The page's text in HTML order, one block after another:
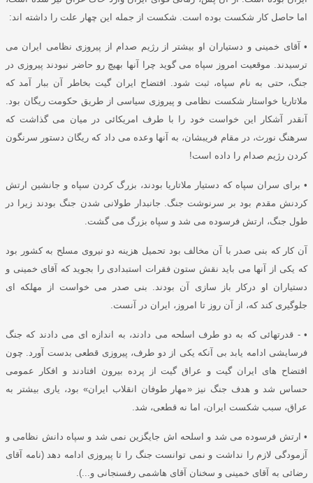
اما حاصل کار شکست بوده است
شکست از جمله این چهار علت را داشته اند :
• آقای خمینی و دستیاران او بیشتر از رژیم صدام از پیروزی نظامی ایران می
ترسیدند
موقعیت امروز سپاه می گوید چرا آنها بهیچ رو حاضر نبودند پیروزی در
جنگ، حتی به نام سپاه، ثبت شود
افتضاح ایران گیت بخاطر آن ببار آمد که
ملاتاریا خواستار شکست نظامی و پیروزی سیاسی از طریق حکومت ریگان بود
آنقدر آشکار این خواست خود را با طرف امریکائی در میان می گذاشت که
سرهنگ نورث، در مقام فریبشان، به آنها وعده می داد که ریگان دستور سرنگون
کردن رژیم صدام را داده است!
• برای سران سپاه که دستیار ملاتاریا بودند، بزرگ کردن سپاه و جانشین ارتش
کردنش مقدم بود بر سرنوشت جنگ
جانبدار طولانی شدن جنگ بودند زیرا در
طول جنگ، ارتش فرسوده می شد و سپاه بزرگ می گشت
آن کار که بنی صدر با آن مخالف بود تحمیل هزینه دو نیروی مسلح به کشور بود
که یکی از آنها می باید نقش ستون فقرات استبدادی را بجوید که آقای خمینی و
دستیاران او درکار باز سازی آن بودند
بنی صدر می خواست از مهلکه ای
جلوگیری کند که، از آن روز تا امروز، ایران در آنست
•
- قدرتهائی که به دو طرف اسلحه می دادند، به اندازه ای می دادند که جنگ
فرسایشی ادامه یابد بی آنکه یکی از دو طرف، پیروزی قطعی بدست آورد
چون
افتضاح های ایران گیت و عراق گیت از پرده بیرون افتادند و افکار عمومی
حساس شد و هدف جنگ نیز«مهار طوفان انقلاب ایران» بود، یاری بیشتر به
عراق، سبب شکست ایران، اما نه قطعی، شد
• ارتش فرسوده می شد و اسلحه اش جایگزین نمی شد و سپاه دانش نظامی و
آزمودگی لازم را نداشت و نمی توانست جنگ را تا پیروزی ادامه دهد(نامه آقای
رضائی به آقای خمینی و سخنان آقای هاشمی رفسنجانی و ...).